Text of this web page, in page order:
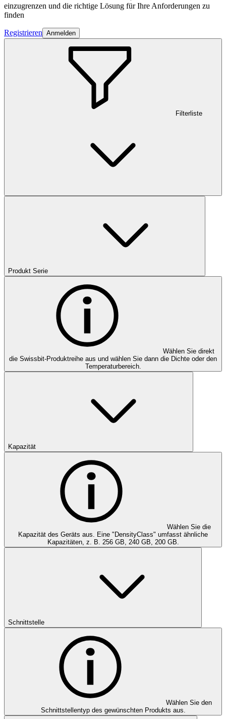
einzugrenzen und die richtige Lösung für Ihre Anforderungen zu
finden
Registrieren Anmelden
Filterliste
Produkt Serie
Wählen Sie direkt
die Swissbit-Produktreihe aus und wählen Sie dann die Dichte oder den
Temperaturbereich.
Kapazität
Wählen Sie die
Kapazität des Geräts aus. Eine "DensityClass" umfasst ähnliche
Kapazitäten, z. B. 256 GB, 240 GB, 200 GB.
Schnittstelle
Wählen Sie den
Schnittstellentyp des gewünschten Produkts aus.